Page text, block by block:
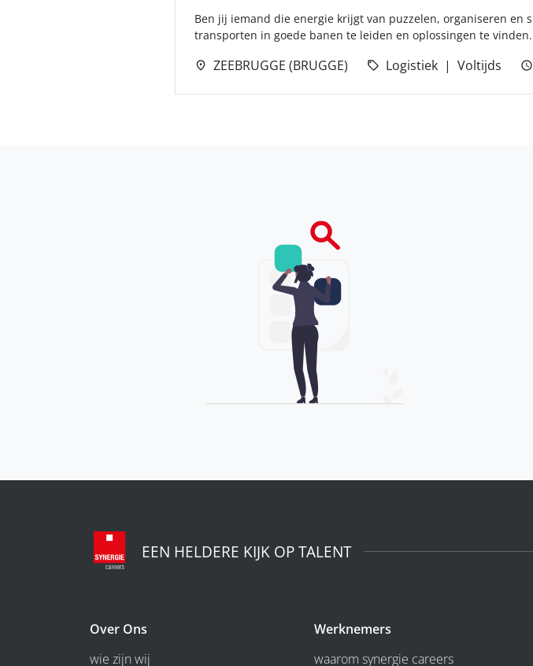
Ben jij iemand die energie krijgt van puzzelen, organiseren en
transporten in goede banen te leiden en oplossingen te
ZEEBRUGGE (BRUGGE) Logistiek Voltijds
EEN HELDERE KIJK OP TALENT
Over Ons
wie zijn wij
Werknemers
waarom synergie careers